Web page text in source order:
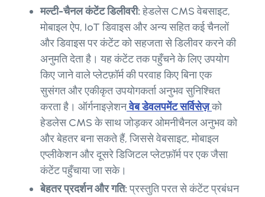
मल्टी-चैनल कंटेंट डिलीवरी:हेडलेस CMS वेबसाइट,
मोबाइल ऐप, IoT डिवाइस और अन्य सहित कई चैनलों
और डिवाइस पर कंटेंट को सहजता से डिलीवर करने की
अनुमति देता है। यह कंटेंट तक पहुँचने के लिए उपयोग
किए जाने वाले प्लेटफ़ॉर्म की परवाह किए बिना एक
सुसंगत और एकीकृत उपयोगकर्ता अनुभव सुनिश्चित
करता है। ऑर्गनाइज़ेशनवेब डेवलपमेंट सर्विसेज़को
हेडलेस CMS के साथ जोड़कर ओमनीचैनल अनुभव को
और बेहतर बना सकते हैं, जिससे वेबसाइट, मोबाइल
एप्लीकेशन और दूसरे डिजिटल प्लेटफ़ॉर्म पर एक जैसा
कंटेंट पहुँचाया जा सके।
बेहतर प्रदर्शन और गति:प्रस्तुति परत से कंटेंट प्रबंधन